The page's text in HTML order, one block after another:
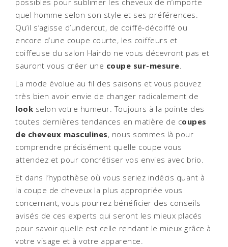
possibles pour sublimer les cheveux de n’importe
quel homme selon son style et ses préférences.
Qu’il s’agisse d’undercut, de coiffé-décoiffé ou
encore d’une coupe courte, les coiffeurs et
coiffeuse du salon Hairdo ne vous décevront pas et
sauront vous créer une coupe sur-mesure.
La mode évolue au fil des saisons et vous pouvez
très bien avoir envie de changer radicalement de
look selon votre humeur. Toujours à la pointe des
toutes dernières tendances en matière de coupes
de cheveux masculines, nous sommes là pour
comprendre précisément quelle coupe vous
attendez et pour concrétiser vos envies avec brio.
Et dans l’hypothèse où vous seriez indécis quant à
la coupe de cheveux la plus appropriée vous
concernant, vous pourrez bénéficier des conseils
avisés de ces experts qui seront les mieux placés
pour savoir quelle est celle rendant le mieux grâce à
votre visage et à votre apparence.